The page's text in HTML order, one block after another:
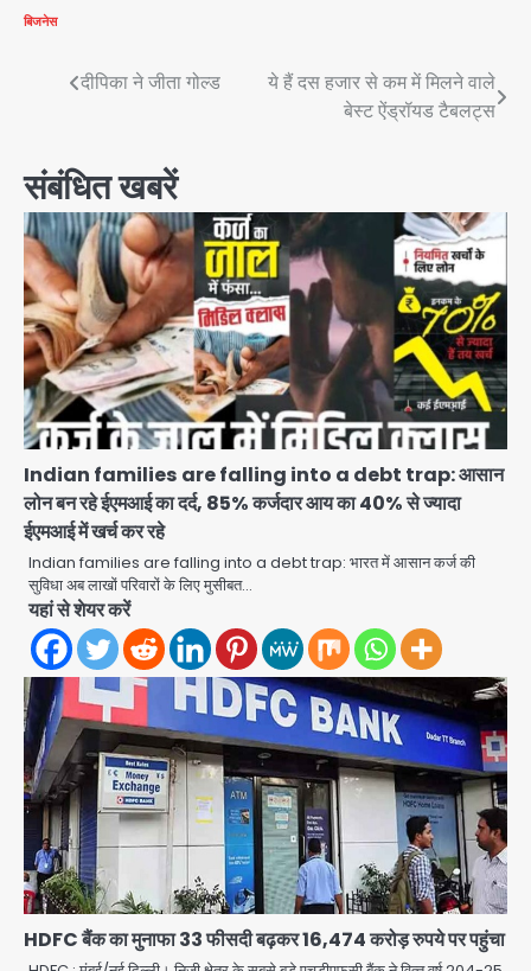
बिजनेस
Postदीपिका ने जीता गोल्ड
ये हैं दस हजार से कम में मिलने वाले
बेस्ट ऐंड्रॉयड टैबलट्स
संबंधित खबरें
Indian families are falling into a debt trap: आसान
लोन बन रहे ईएमआई का दर्द, 85% कर्जदार आय का 40% से ज्यादा
ईएमआई में खर्च कर रहे
Indian families are falling into a debt trap: भारत में आसान कर्ज की
सुविधा अब लाखों परिवारों के लिए मुसीबत…
यहां से शेयर करें
HDFC बैंक का मुनाफा 33 फीसदी बढ़कर 16,474 करोड़ रुपये पर पहुंचा
2
Trump’s Dual Crisis: ईरान युद्ध से
नहीं मिल रहा एग्ज़िट रास्ता, जन्मसिद्ध नागरिकता
पर सुप्रीम कोर्ट को दी फिर चुनौती
Avinash Kumar